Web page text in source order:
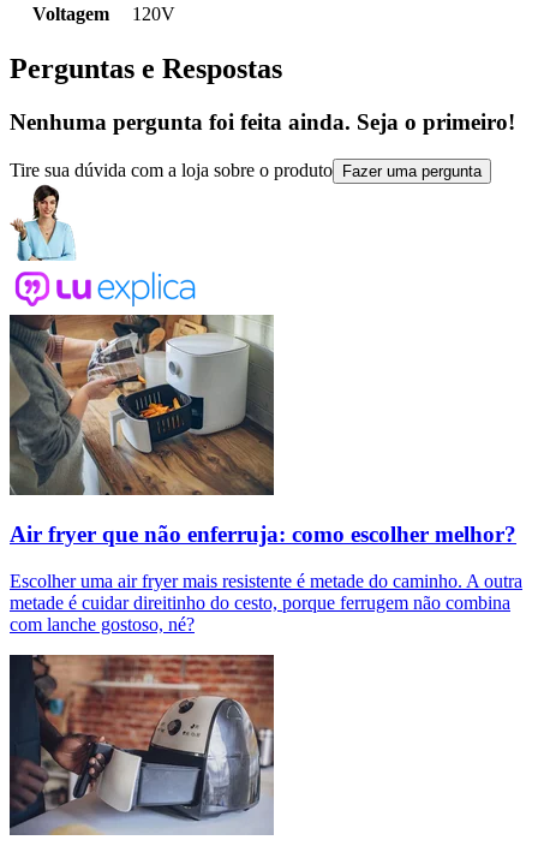
Voltagem
120V
Perguntas e Respostas
Nenhuma pergunta foi feita ainda. Seja o primeiro!
Tire sua dúvida com a loja sobre o produto Fazer uma pergunta
Air fryer que não enferruja: como escolher melhor?
Escolher uma air fryer mais resistente é metade do caminho. A outra
metade é cuidar direitinho do cesto, porque ferrugem não combina
com lanche gostoso, né?